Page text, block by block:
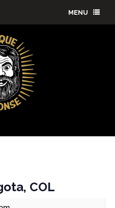
MENU
COL